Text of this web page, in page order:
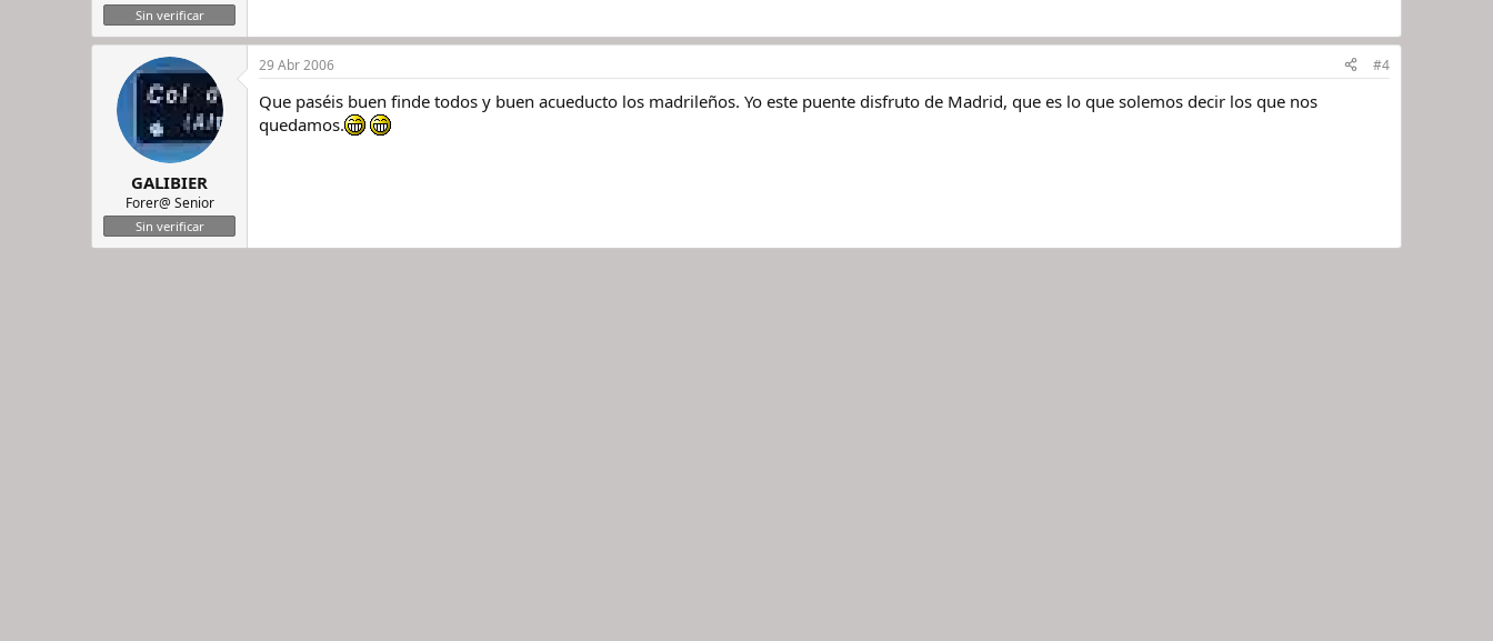
Sin verificar
GALIBIER
Forer@ Senior
Sin verificar
29 Abr 2006 #4
Que paséis buen finde todos y buen acueducto los madrileños. Yo este puente disfruto de Madrid, que es lo que solemos decir los que nos
quedamos.